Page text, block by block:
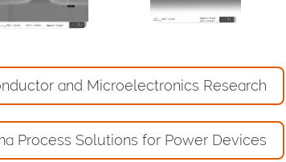
and Microelectronics Research
Process Solutions for Power Devices